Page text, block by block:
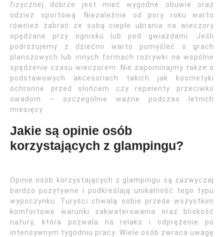
fizycznej dobrze jest mieć wygodne obuwie oraz
odzież sportową. Niezależnie od pory roku warto
również zabrać ze sobą ciepłe ubrania na wieczory
spędzane przy ognisku lub pod gwiazdami. Jeśli
podróżujemy z dziećmi warto pomyśleć o grach
planszowych lub innych formach rozrywki na wspólne
spędzenie czasu wieczorem. Nie zapominajmy także o
podstawowych akcesoriach takich jak kosmetyki
ochronne przed słońcem czy repelenty przeciwko
owadom – szczególnie ważne podczas letnich
miesięcy.
Jakie są opinie osób
korzystających z glampingu?
Opinie osób korzystających z glampingu są zazwyczaj
bardzo pozytywne i podkreślają unikalność tego typu
wypoczynku. Turyści chwalą sobie przede wszystkim
komfortowe warunki zakwaterowania oraz bliskość
natury, która pozwala na relaks i odprężenie po
intensywnym tygodniu pracy. Wiele osób zwraca uwagę